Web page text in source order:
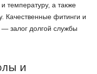
температуру, а также
Качественные фитинги и
залог долгой службы
и